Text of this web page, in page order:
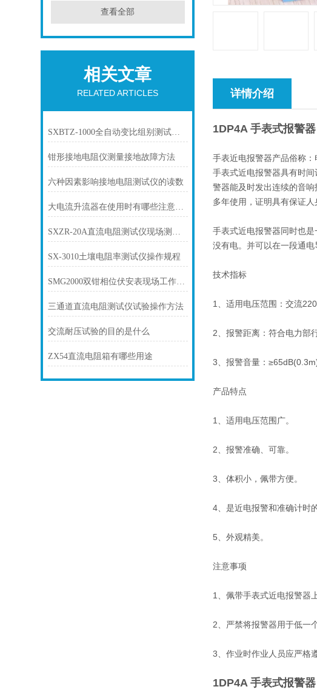
查看全部
相关文章
RELATED ARTICLES
SXBTZ-1000全自动变比组别测试仪操作注意事项
钳形接地电阻仪测量接地故障方法
六种因素影响接地电阻测试仪的读数
大电流升流器在使用时有哪些注意事项
SXZR-20A直流电阻测试仪现场测试与操作方法
SX-3010土壤电阻率测试仪操作规程
SMG2000双钳相位伏安表现场工作条件
三通道直流电阻测试仪试验操作方法
交流耐压试验的目的是什么
ZX54直流电阻箱有哪些用途
详情介绍
1DP4A 手表式报警器
手表近电报警器产品俗称
手表式近电报警器具有时
警器能及时发出连续的音
多年使用，证明具有保证人
手表式近电报警器同时也
没有电。并可以在一段通电
技术指标
1、适用电压范围：交流
2、报警距离：符合电力部
3、报警音量：
产品特点
1、适用电压范围广。
2、报警准确、可靠。
3、体积小，佩带方便。
4、是近电报警和准确计时
5、外观精美。
注意事项
1、佩带手表式近电报警器
2、严禁将报警器用于低一
3、作业时作业人员应严格
1DP4A 手表式报警器